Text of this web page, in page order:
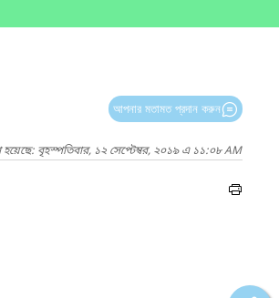
আপনার মতামত প্রদান করুন
হয়েছে: বৃহস্পতিবার, ১২ সেপ্টেম্বর, ২০১৯ এ ১১:০৮ AM